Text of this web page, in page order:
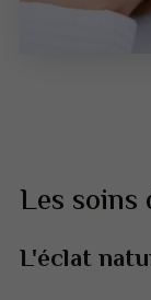
Les soins
L'éclat